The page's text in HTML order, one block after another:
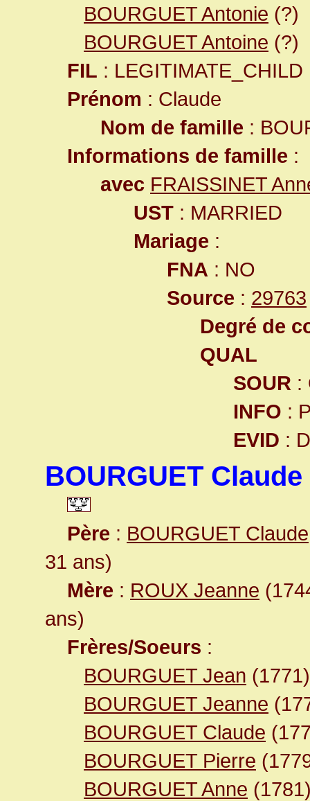
BOURGUET Antonie (?)
BOURGUET Antoine (?)
FIL : LEGITIMATE_CHILD
Prénom : Claude
Nom de famille :
Informations de famille :
avec FRAISSINET
UST : MARRIED
Mariage :
FNA : NO
Source : 29763
Degré de
QUAL
SOUR :
INFO :
EVID : D
BOURGUET Claude
Père : BOURGUET Claude
31 ans)
Mère : ROUX Jeanne
ans)
Frères/Soeurs :
BOURGUET Jean (1771)
BOURGUET Jeanne
BOURGUET Claude
BOURGUET Pierre
BOURGUET Anne